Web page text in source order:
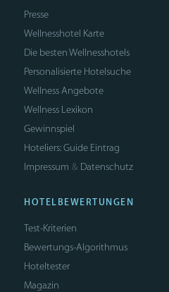
Presse
Wellnesshotel Karte
Die besten Wellnesshotels
Personalisierte Hotelsuche
Wellness Angebote
Wellness Lexikon
Gewinnspiel
Hoteliers: Guide Eintrag
Impressum & Datenschutz
HOTELBEWERTUNGEN
Test-Kriterien
Bewertungs-Algorithmus
Hoteltester
Magazin